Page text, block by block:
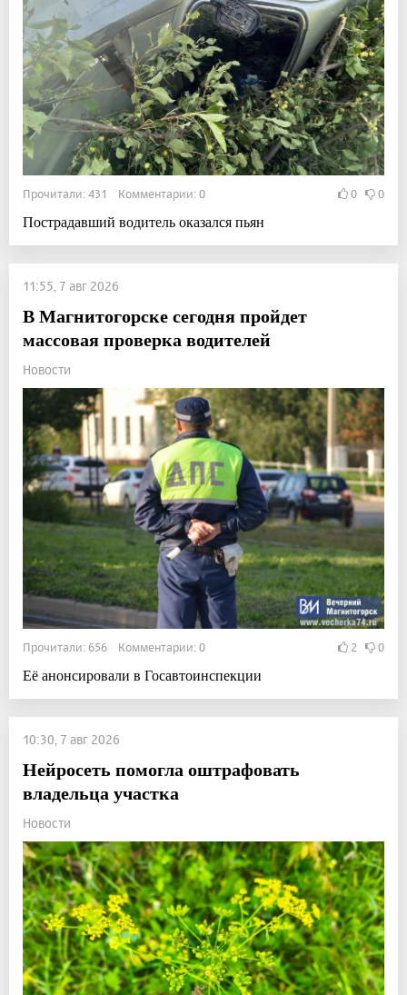
Прочитали: 431 Комментарии: 0 0 0
Пострадавший водитель оказался пьян
11:55, 7 авг 2026
В Магнитогорске сегодня пройдет
массовая проверка водителей
Новости
Прочитали: 656 Комментарии: 0 2 0
Её анонсировали в Госавтоинспекции
10:30, 7 авг 2026
Нейросеть помогла оштрафовать
владельца участка
Новости